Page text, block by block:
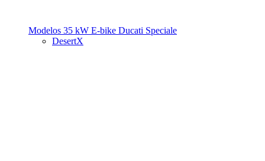
Modelos 35 kW E-bike Ducati Speciale
DesertX